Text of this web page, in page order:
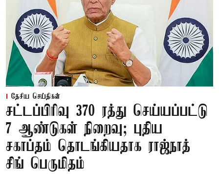
தேசிய செய்திகள்
சட்டப்பிரிவு 370 ரத்து செய்யப்பட்டு
7 ஆண்டுகள் நிறைவு; புதிய
சகாப்தம் தொடங்கியதாக ராஜ்நாத்
சிங் பெருமிதம்